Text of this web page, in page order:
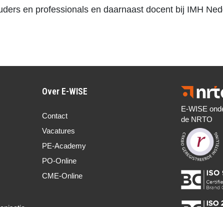
en professionals en daarnaast docent bij IMH
Over E-WISE
Contact
Vacatures
PE-Academy
PO-Online
CME-Online
E-WISE
de NRTO